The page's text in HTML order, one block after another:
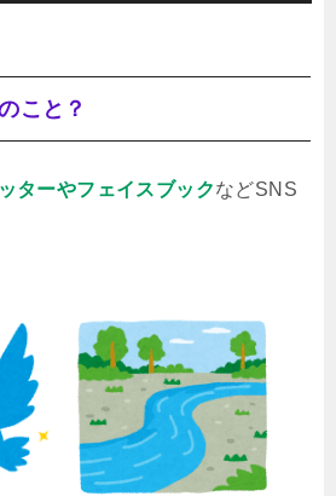
こと？
ターやフェイスブックなどSNS